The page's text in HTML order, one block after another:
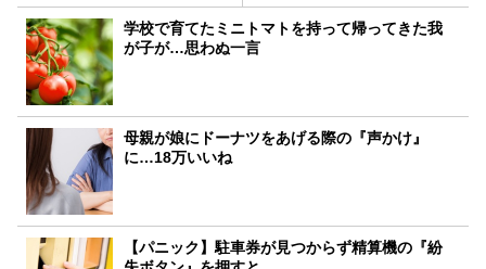
学校で育てたミニトマトを持って帰ってきた我
が子が…思わぬ一言
母親が娘にドーナツをあげる際の『声かけ』
に…18万いいね
【パニック】駐車券が見つからず精算機の『紛